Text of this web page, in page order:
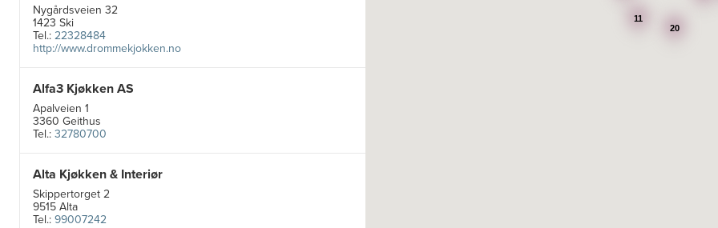
Nygårdsveien 32
1423 Ski
Tel.: 22328484
http://www.drommekjokken.no
Alfa3 Kjøkken AS
Apalveien 1
3360 Geithus
Tel.: 32780700
Alta Kjøkken & Interiør
Skippertorget 2
9515 Alta
Tel.: 99007242
20
11